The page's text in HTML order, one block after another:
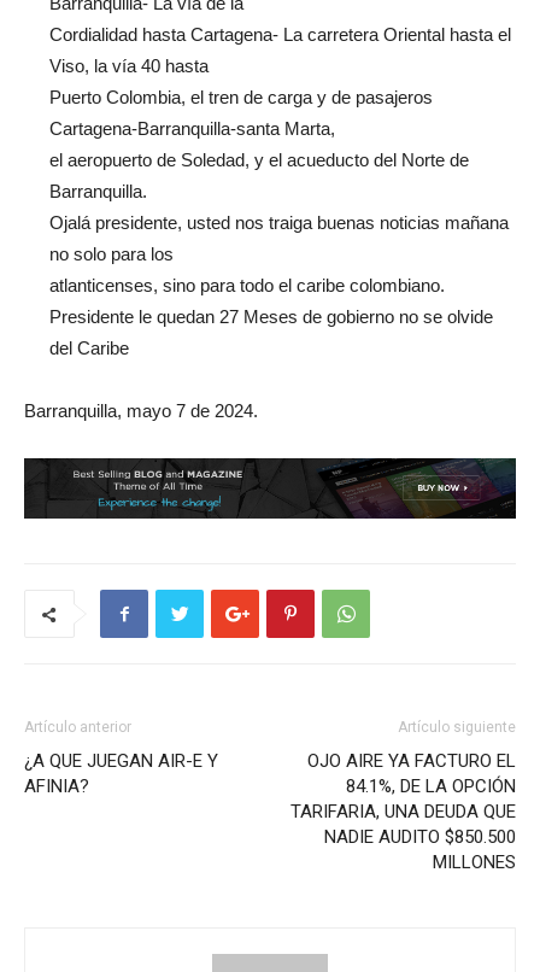
Cordialidad hasta Cartagena- La carretera Oriental hasta el
Viso, la vía 40 hasta
Puerto Colombia, el tren de carga y de pasajeros
Cartagena-Barranquilla-santa Marta,
el aeropuerto de Soledad, y el acueducto del Norte de
Barranquilla.
Ojalá presidente, usted nos traiga buenas noticias mañana
no solo para los
atlanticenses, sino para todo el caribe colombiano.
Presidente le quedan 27 Meses de gobierno no se olvide
del Caribe
Barranquilla, mayo 7 de 2024.
Artículo anterior
¿A QUE JUEGAN AIR-E Y
AFINIA?
Artículo siguiente
OJO AIRE YA FACTURO EL
84.1%, DE LA OPCIÓN
TARIFARIA, UNA DEUDA QUE
NADIE AUDITO $850.500
MILLONES